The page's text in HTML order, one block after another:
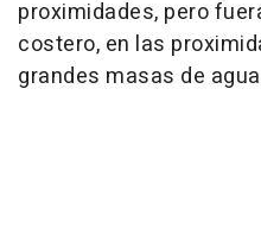
proximidades, pero
costero, en las
grandes masas de